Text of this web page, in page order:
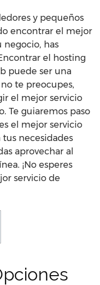
y pequeños
encontrar el mejor
negocio, has
el hosting
puede ser una
te preocupes,
el mejor servicio
Te guiaremos paso
el mejor servicio
necesidades
aprovechar al
¡No esperes
servicio de